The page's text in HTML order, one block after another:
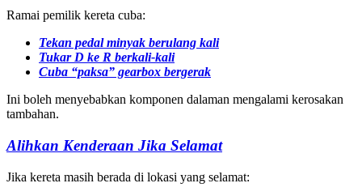
Ramai pemilik kereta cuba:
Tekan pedal minyak berulang kali
Tukar D ke R berkali-kali
Cuba “paksa” gearbox bergerak
Ini boleh menyebabkan komponen dalaman mengalami kerosakan
tambahan.
Alihkan Kenderaan Jika Selamat
Jika kereta masih berada di lokasi yang selamat: